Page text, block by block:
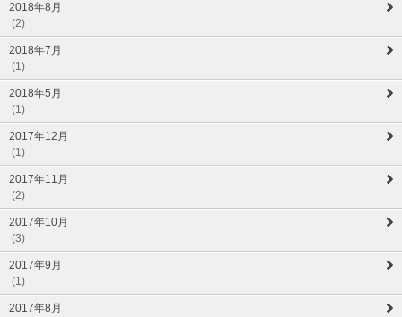
2018年8月
(2)
2018年7月
(1)
2018年5月
(1)
2017年12月
(1)
2017年11月
(2)
2017年10月
(3)
2017年9月
(1)
2017年8月